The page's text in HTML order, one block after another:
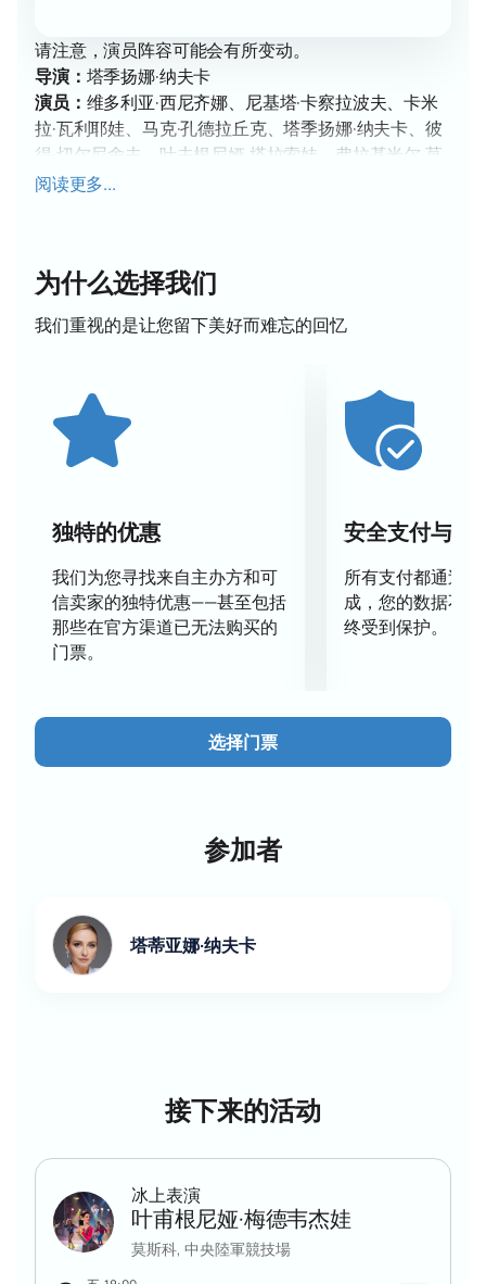
请注意，演员阵容可能会有所变动。
导演： 塔季扬娜·纳夫卡
演员： 维多利亚·西尼齐娜、尼基塔·卡察拉波夫、卡米
拉·瓦利耶娃、马克·孔德拉丘克、塔季扬娜·纳夫卡、彼
得·切尔尼舍夫、叶夫根尼娅·塔拉索娃、弗拉基米尔·莫
罗佐夫、阿德琳娜·索特尼科娃、马克西姆·科夫顿、玛
塔季扬娜·纳夫卡在莫斯科的冰上表演《睡
美人》门票
了现代科技和绚丽的舞台布景。
观众将欣赏到一场精彩纷呈的表演，其中包括精心编排
的节目、绚丽的灯光效果和丰富的节目内容。每位观众
日期和地点
冰场举行。这座宽敞的冰场配备了现代化的设施，为各
个年龄段的观众提供舒适的观演环境。
演出阵容
每位艺术家都将展现高超的技艺，在冰上创造独一无二
的视觉盛宴。经验丰富的编舞、作曲家和舞台设计师共
同打造了这场精彩的演出。
纳夫卡冰场是一座现代化的冰上活动综合场馆。便捷的
宽敞的看台让您在场馆的任何位置都能拥有绝佳的舞台
视野。
世界级明星倾情演绎的独家制作
适合全家观看的精彩节目。
如何在线购买塔季扬娜·纳夫卡冰上表演
阅读更多...
为什么选择我们
我们重视的是让您留下美好而难忘的回忆
独特的优惠
我们为您寻找来自主办方和可
信卖家的独特优惠——甚至包括
那些在官方渠道已无法购买的
门票。
安全支付与数
所有支付都通过
成，您的数据不
终受到保护。
选择门票
参加者
塔蒂亚娜·纳夫卡
接下来的活动
冰上表演
叶甫根尼娅·梅德韦杰娃
莫斯科, 中央陸軍競技場